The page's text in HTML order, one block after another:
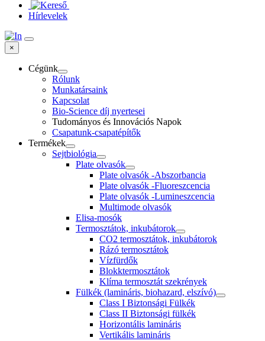
Hírlevelek
×
Cégünk
Rólunk
Munkatársaink
Kapcsolat
Bio-Science díj nyertesei
Tudományos és Innovációs Napok
Csapatunk-csapatépítők
Termékek
Sejtbiológia
Plate olvasók
Plate olvasók -Abszorbancia
Plate olvasók -Fluoreszcencia
Plate olvasók -Lumineszcencia
Multimode olvasók
Elisa-mosók
Termosztátok, inkubátorok
CO2 termosztátok, inkubátorok
Rázó termosztátok
Vízfürdők
Blokktermosztátok
Klíma termosztát szekrények
Fülkék (lamináris, biohazard, elszívó)
Class I Biztonsági Fülkék
Class II Biztonsági fülkék
Horizontális lamináris
Vertikális lamináris